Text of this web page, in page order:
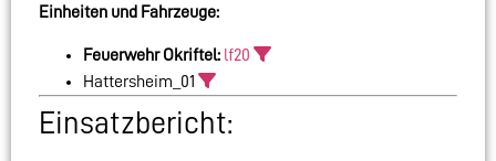
Einheiten und Fahrzeuge:
Feuerwehr Okriftel: lf20
Hattersheim_01
Einsatzbericht: